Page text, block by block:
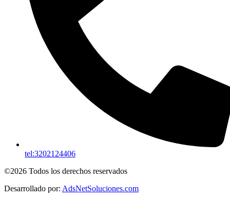
tel:3202124406
©2026 Todos los derechos reservados
Desarrollado por: AdsNetSoluciones.com